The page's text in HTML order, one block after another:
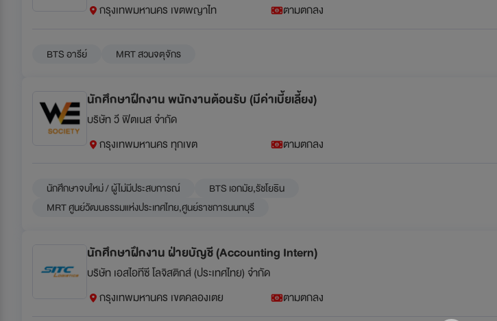
กรุงเทพมหานคร เขตพญาไท ตามตกลง
BTS อารีย์ MRT สวนจตุจักร
นักศึกษาฝึกงาน พนักงานต้อนรับ (มีค่าเบี้ยเลี้ยง)
บริษัท วี ฟิตเนส จำกัด
กรุงเทพมหานคร ทุกเขต ตามตกลง
นักศึกษาจบใหม่ / ผู้ไม่มีประสบการณ์
BTS เอกมัย,รัชโยธิน
MRT ศูนย์วัฒนธรรมแห่งประเทศไทย,ศูนย์ราชการนนทบุรี
นักศึกษาฝึกงาน ฝ่ายบัญชี (Accounting Intern)
บริษัท เอสไอทีซี โลจิสติกส์ (ประเทศไทย) จำกัด
กรุงเทพมหานคร เขตคลองเตย ตามตกลง